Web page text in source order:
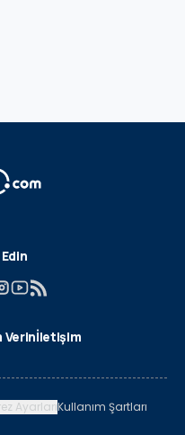
Verinİletişim
AyarlarıKullanım Şartları